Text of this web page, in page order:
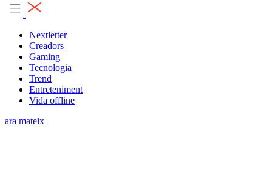
Nextletter
Creadors
Gaming
Tecnologia
Trend
Entreteniment
Vida offline
ara mateix